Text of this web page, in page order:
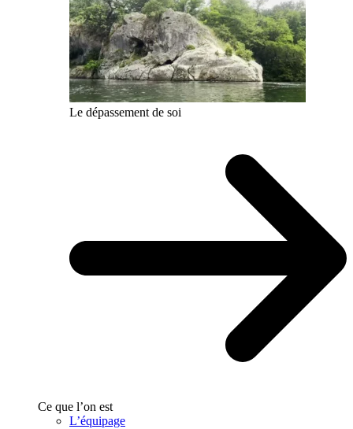
Le dépassement de soi
Ce que l’on est
L’équipage